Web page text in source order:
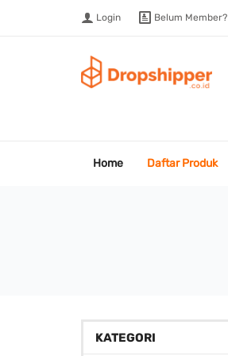
Login Belum Member?
Home Daftar Produk
KATEGORI